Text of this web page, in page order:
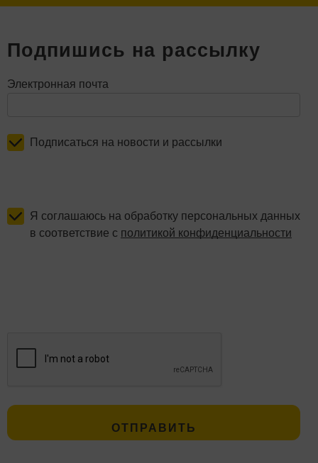
Подпишись на рассылку
Электронная почта
Подписаться на новости и рассылки
Я соглашаюсь на обработку персональных данных
в соответствие с политикой конфиденциальности